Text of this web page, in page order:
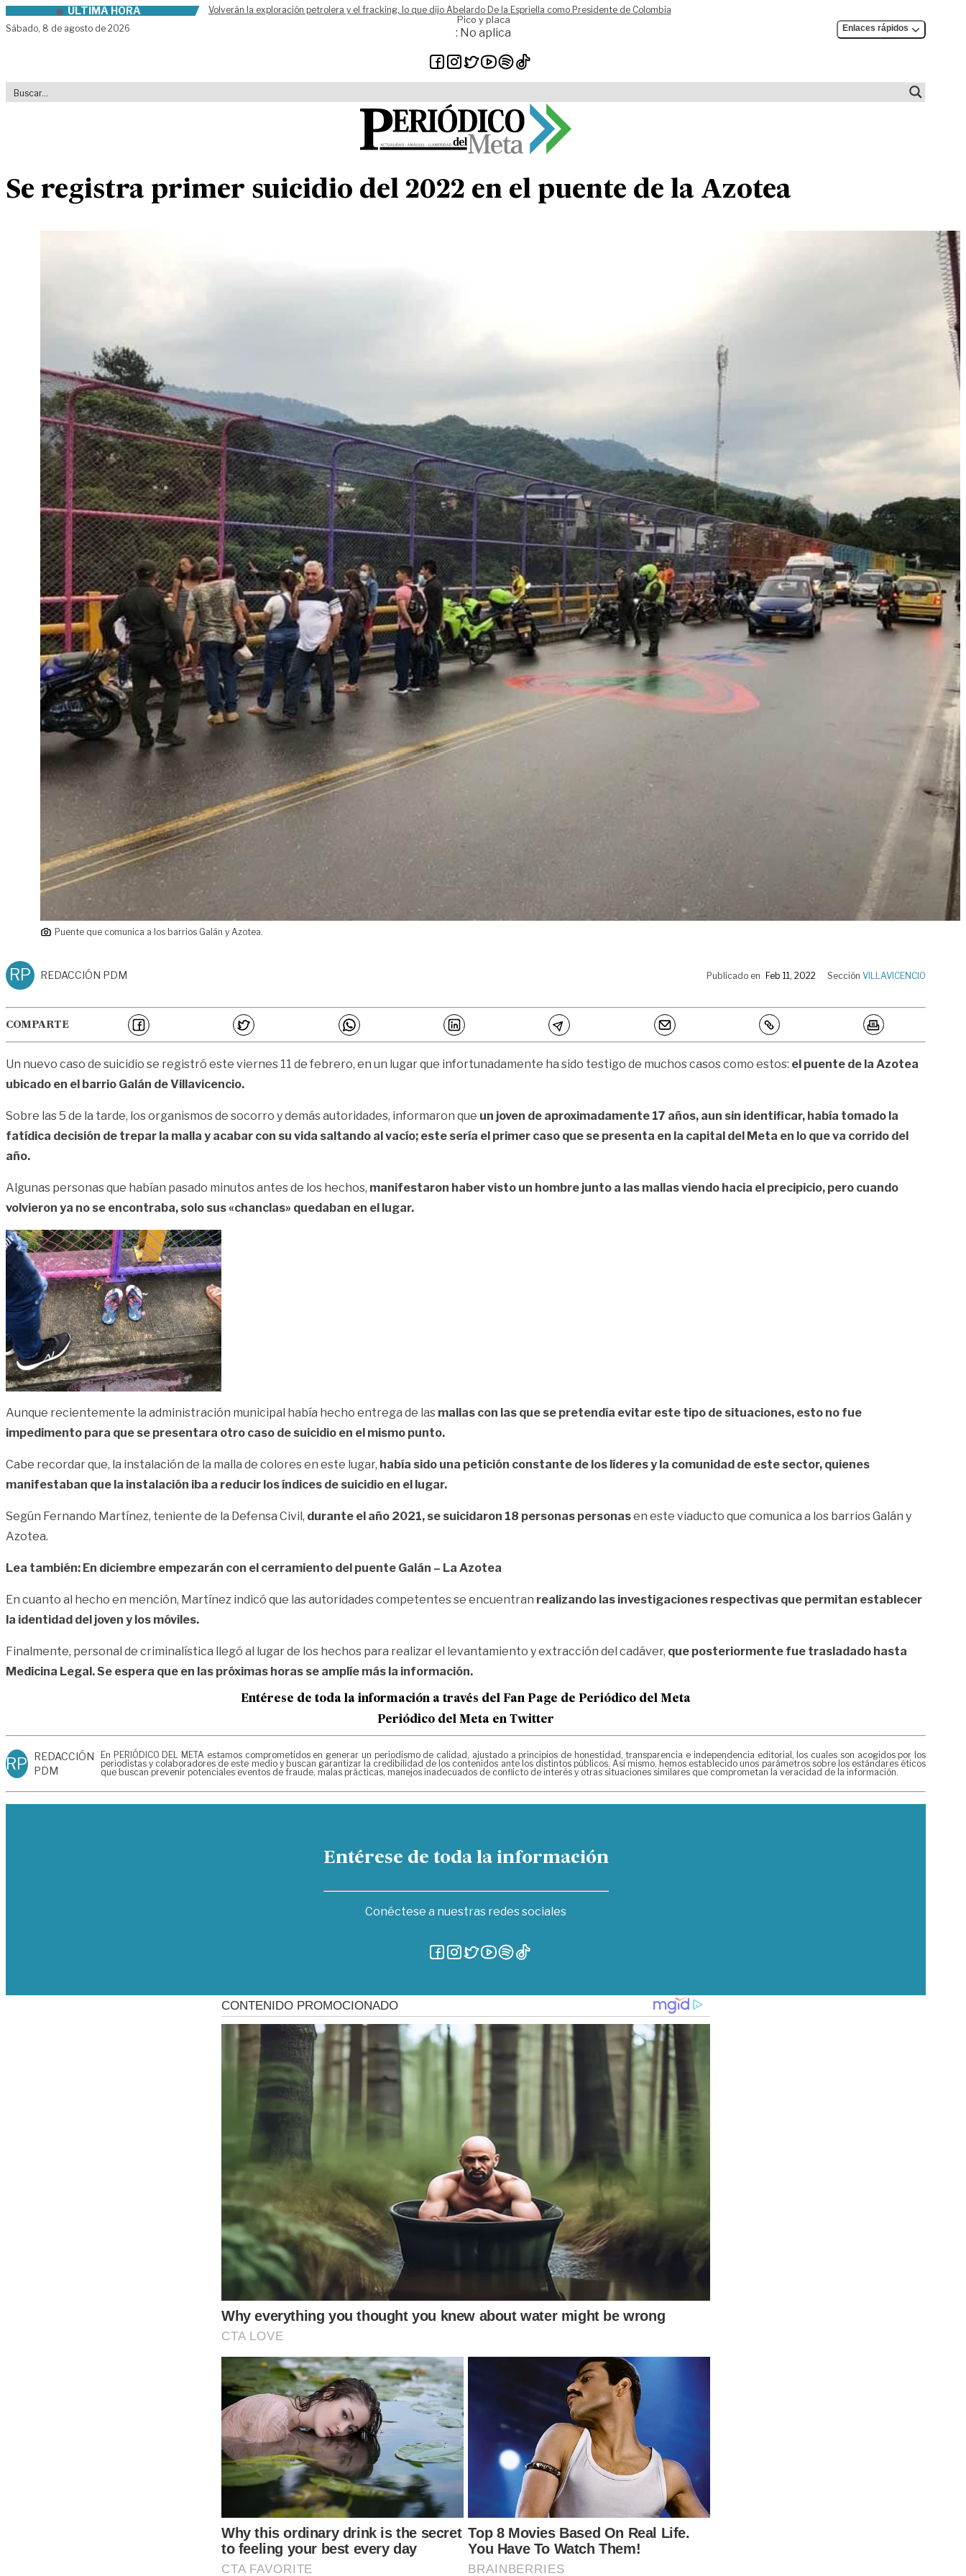
Skip to contentÚLTIMA HORA
Volverán la exploración petrolera y el fracking, lo que dijo Abelardo De la Espriella como Presidente de Colombia
Sábado, 8 de agosto de 2026
Pico y placa
: No aplica Enlaces rápidos
Se registra primer suicidio del 2022 en el puente de la Azotea
Puente que comunica a los barrios Galán y Azotea.
RP REDACCIÓN PDM Publicado en Feb 11, 2022 Sección VILLAVICENCIO
COMPARTE
Un nuevo caso de suicidio se registró este viernes 11 de febrero, en un lugar que infortunadamente ha sido testigo de muchos casos como estos: el puente de la Azotea
ubicado en el barrio Galán de Villavicencio.
Sobre las 5 de la tarde, los organismos de socorro y demás autoridades, informaron que un joven de aproximadamente 17 años, aun sin identificar, había tomado la
fatídica decisión de trepar la malla y acabar con su vida saltando al vacío; este sería el primer caso que se presenta en la capital del Meta en lo que va corrido del
año.
Algunas personas que habían pasado minutos antes de los hechos, manifestaron haber visto un hombre junto a las mallas viendo hacia el precipicio, pero cuando
volvieron ya no se encontraba, solo sus «chanclas» quedaban en el lugar.
Aunque recientemente la administración municipal había hecho entrega de las mallas con las que se pretendía evitar este tipo de situaciones, esto no fue
impedimento para que se presentara otro caso de suicidio en el mismo punto.
Cabe recordar que, la instalación de la malla de colores en este lugar, había sido una petición constante de los líderes y la comunidad de este sector, quienes
manifestaban que la instalación iba a reducir los índices de suicidio en el lugar.
Según Fernando Martínez, teniente de la Defensa Civil, durante el año 2021, se suicidaron 18 personas personasen este viaducto que comunica a los barrios Galán y
Azotea.
Lea también: En diciembre empezarán con el cerramiento del puente Galán – La Azotea
En cuanto al hecho en mención, Martínez indicó que las autoridades competentes se encuentran realizando las investigaciones respectivas que permitan establecer
la identidad del joven y los móviles.
Finalmente, personal de criminalística llegó al lugar de los hechos para realizar el levantamiento y extracción del cadáver, que posteriormente fue trasladado hasta
Medicina Legal. Se espera que en las próximas horas se amplíe más la información.
Entérese de toda la información a través del Fan Page de Periódico del Meta
Periódico del Meta en Twitter
RP REDACCIÓN
PDM
En PERIÓDICO DEL META estamos comprometidos en generar un periodismo de calidad, ajustado a principios de honestidad, transparencia e independencia editorial, los cuales son acogidos por los
periodistas y colaboradores de este medio y buscan garantizar la credibilidad de los contenidos ante los distintos públicos. Así mismo, hemos establecido unos parámetros sobre los estándares éticos
que buscan prevenir potenciales eventos de fraude, malas prácticas, manejos inadecuados de conflicto de interés y otras situaciones similares que comprometan la veracidad de la información.
Entérese de toda la información
Conéctese a nuestras redes sociales